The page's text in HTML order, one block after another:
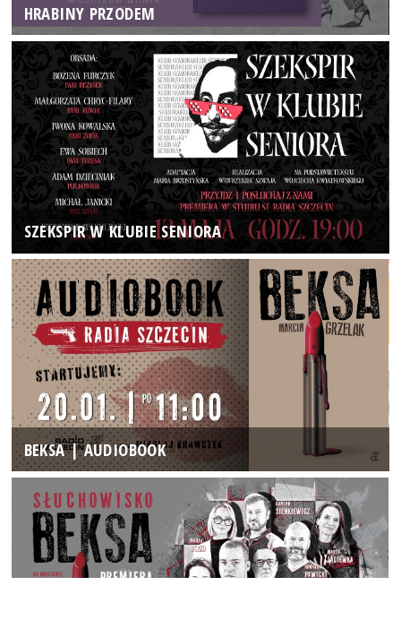
HRABINY PRZODEM
SZEKSPIR W KLUBIE SENIORA
BEKSA | AUDIOBOOK